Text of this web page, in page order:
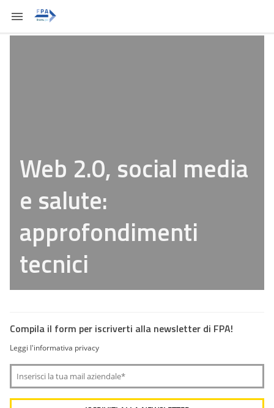
Web 2.0, social media
e salute:
approfondimenti
tecnici
Compila il form per iscriverti alla newsletter di FPA!
Leggi l'informativa privacy